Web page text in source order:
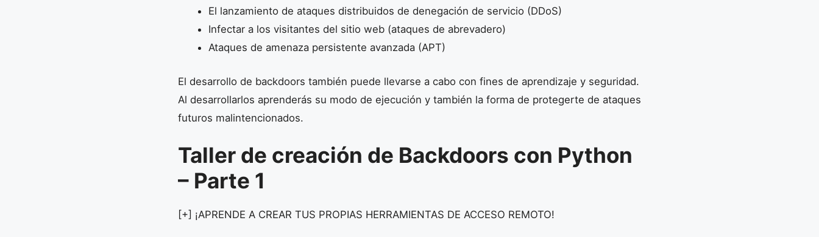
El lanzamiento de ataques distribuidos de denegación de servicio (DDoS)
Infectar a los visitantes del sitio web (ataques de abrevadero)
Ataques de amenaza persistente avanzada (APT)
El desarrollo de backdoors también puede llevarse a cabo con fines de aprendizaje y seguridad.
Al desarrollarlos aprenderás su modo de ejecución y también la forma de protegerte de ataques
futuros malintencionados.
Taller de creación de Backdoors con Python
– Parte 1
[+] ¡APRENDE A CREAR TUS PROPIAS HERRAMIENTAS DE ACCESO REMOTO!